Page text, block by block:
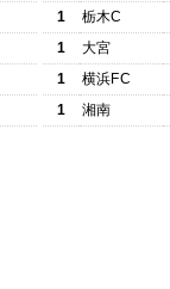
1
栃木C
1
大宮
1
横浜FC
1
湘南